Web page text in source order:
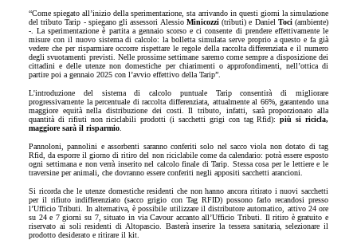
“Come spiegato all’inizio della sperimentazione, sta arrivando in questi giorni la simulazione
del tributo Tarip - spiegano gli assessori Alessio Minicozzi(tributi) e Daniel Toci(ambiente)
-. La sperimentazione è partita a gennaio scorso e ci consente di prendere effettivamente le
misure con il nuovo sistema di calcolo: la bolletta simulata serve proprio a questo e fa già
vedere che per risparmiare occorre rispettare le regole della raccolta differenziata e il numero
degli svuotamenti previsti. Nelle prossime settimane saremo come sempre a disposizione dei
cittadini e delle utenze non domestiche per chiarimenti o approfondimenti, nell’ottica di
partire poi a gennaio 2025 con l’avvio effettivo della Tarip”.
L'introduzione del sistema di calcolo puntuale Tarip consentirà di migliorare
progressivamente la percentuale di raccolta differenziata, attualmente al 66%, garantendo una
maggiore equità nella distribuzione dei costi. Il tributo, infatti, sarà proporzionato alla
quantità di rifiuti non riciclabili prodotti (i sacchetti grigi con tag Rfid):più si ricicla,
maggiore sarà il risparmio
Pannoloni, pannolini e assorbenti saranno conferiti solo nel sacco viola non dotato di tag
Rfid, da esporre il giorno di ritiro del non riciclabile come da calendario: potrà essere esposto
ogni settimana e non verrà inserito nel calcolo finale di Tarip. Stessa cosa per le lettiere e le
traversine per animali, che dovranno essere conferiti negli appositi sacchetti arancioni.
Si ricorda che le utenze domestiche residenti che non hanno ancora ritirato i nuovi sacchetti
per il rifiuto indifferenziato (sacco grigio con Tag RFID) possono farlo recandosi presso
l’Ufficio Tributi. In alternativa, è possibile utilizzare il distributore automatico, attivo 24 ore
su 24 e 7 giorni su 7, situato in via Cavour accanto all’Ufficio Tributi. Il ritiro è gratuito e
riservato ai soli residenti di Altopascio. Basterà inserire la tessera sanitaria, selezionare il
prodotto desiderato e ritirare il kit.